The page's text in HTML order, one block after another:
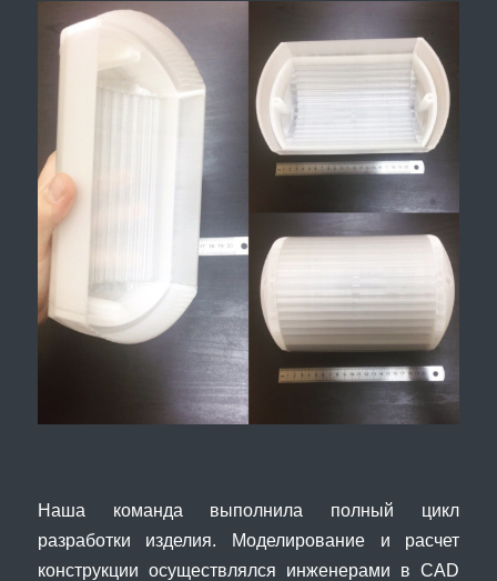
Наша команда выполнила полный цикл
разработки изделия. Моделирование и расчет
конструкции осуществлялся инженерами в CAD